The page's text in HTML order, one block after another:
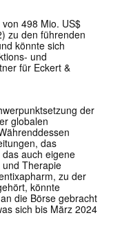
498 Mio. US$
zu den führenden
könnte sich
und
für Eckert &
der
globalen
das
auch eigene
Therapie
zu der
könnte
die Börse gebracht
sich bis März 2024